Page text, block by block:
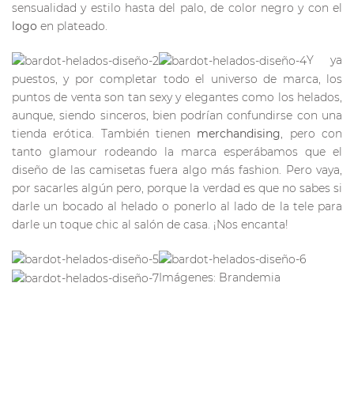
sensualidad y estilo hasta del palo, de color negro y con el
logo en plateado.
Y ya
puestos, y por completar todo el universo de marca, los
puntos de venta son tan sexy y elegantes como los helados,
aunque, siendo sinceros, bien podrían confundirse con una
tienda erótica. También tienen merchandising, pero con
tanto glamour rodeando la marca esperábamos que el
diseño de las camisetas fuera algo más fashion. Pero vaya,
por sacarles algún pero, porque la verdad es que no sabes si
darle un bocado al helado o ponerlo al lado de la tele para
darle un toque chic al salón de casa. ¡Nos encanta!
Imágenes: Brandemia